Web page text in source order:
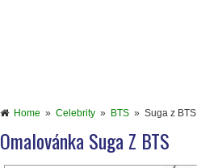
Home » Celebrity » BTS » Suga z BTS
Omalovánka Suga Z BTS